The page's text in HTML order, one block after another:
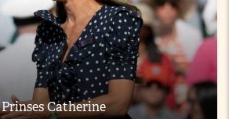
Prinses Catherine